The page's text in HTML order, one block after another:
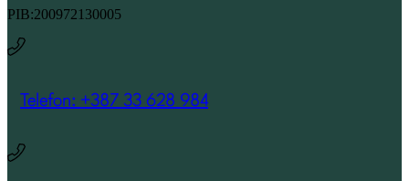
PIB:200972130005
Telefon: +387 33 628 984